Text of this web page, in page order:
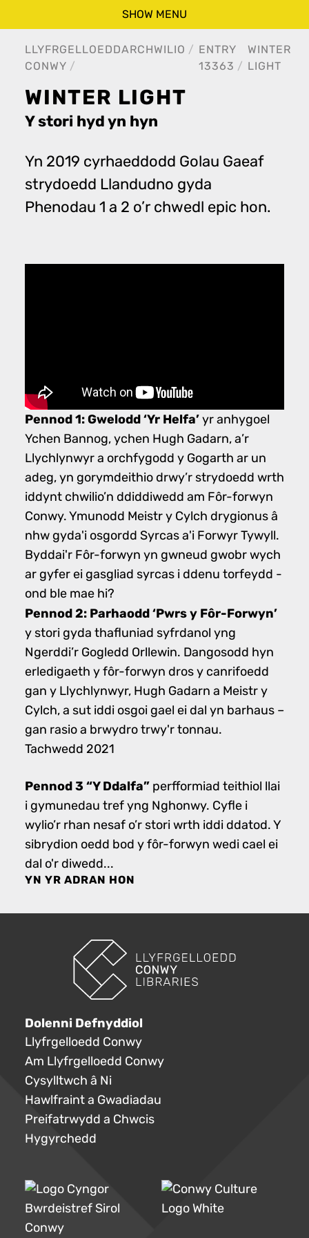
SHOW MENU
LLYFRGELLOEDD
CONWY
ARCHWILIO
ENTRY
13363
WINTER
LIGHT
WINTER LIGHT
Y stori hyd yn hyn
Yn 2019 cyrhaeddodd Golau Gaeaf
strydoedd Llandudno gyda
Phenodau 1 a 2 o’r chwedl epic hon.
Pennod 1: Gwelodd ‘Yr Helfa’yr anhygoel
Ychen Bannog, ychen Hugh Gadarn, a’r
Llychlynwyr a orchfygodd y Gogarth ar un
adeg, yn gorymdeithio drwy’r strydoedd wrth
iddynt chwilio’n ddiddiwedd am Fôr-forwyn
Conwy. Ymunodd Meistr y Cylch drygionus â
nhw gyda'i osgordd Syrcas a'i Forwyr Tywyll.
Byddai'r Fôr-forwyn yn gwneud gwobr wych
ar gyfer ei gasgliad syrcas i ddenu torfeydd -
ond ble mae hi?
Pennod 2: Parhaodd ‘Pwrs y Fôr-Forwyn’
y stori gyda thafluniad syfrdanol yng
Ngerddi’r Gogledd Orllewin. Dangosodd hyn
erledigaeth y fôr-forwyn dros y canrifoedd
gan y Llychlynwyr, Hugh Gadarn a Meistr y
Cylch, a sut iddi osgoi gael ei dal yn barhaus –
gan rasio a brwydro trwy'r tonnau.
Tachwedd 2021
Pennod 3 “Y Ddalfa” perfformiad teithiol llai
i gymunedau tref yng Nghonwy. Cyfle i
wylio’r rhan nesaf o’r stori wrth iddi ddatod. Y
sibrydion oedd bod y fôr-forwyn wedi cael ei
dal o'r diwedd...
YN YR ADRAN HON
Dolenni Defnyddiol
Llyfrgelloedd Conwy
Am Llyfrgelloedd Conwy
Cysylltwch â Ni
Hawlfraint a Gwadiadau
Preifatrwydd a Chwcis
Hygyrchedd